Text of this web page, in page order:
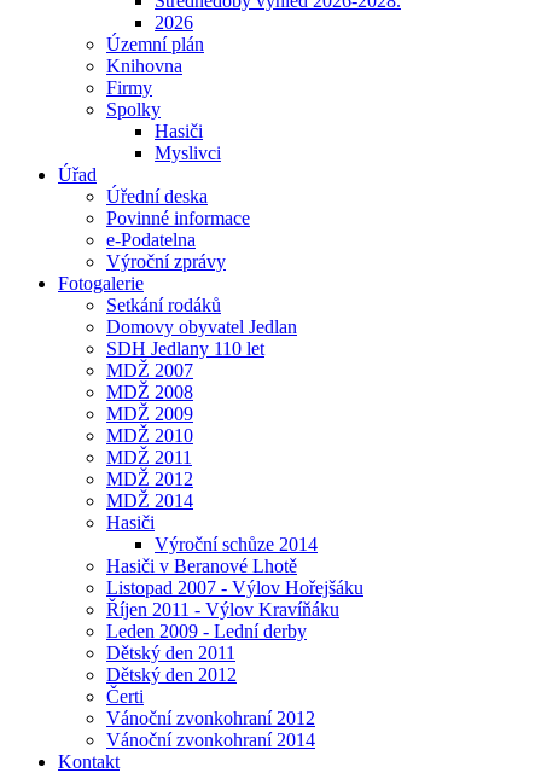
2026
Územní plán
Knihovna
Firmy
Spolky
Hasiči
Myslivci
Úřad
Úřední deska
Povinné informace
e-Podatelna
Výroční zprávy
Fotogalerie
Setkání rodáků
Domovy obyvatel Jedlan
SDH Jedlany 110 let
MDŽ 2007
MDŽ 2008
MDŽ 2009
MDŽ 2010
MDŽ 2011
MDŽ 2012
MDŽ 2014
Hasiči
Výroční schůze 2014
Hasiči v Beranové Lhotě
Listopad 2007 - Výlov Hořejšáku
Říjen 2011 - Výlov Kravíňáku
Leden 2009 - Lední derby
Dětský den 2011
Dětský den 2012
Čerti
Vánoční zvonkohraní 2012
Vánoční zvonkohraní 2014
Kontakt